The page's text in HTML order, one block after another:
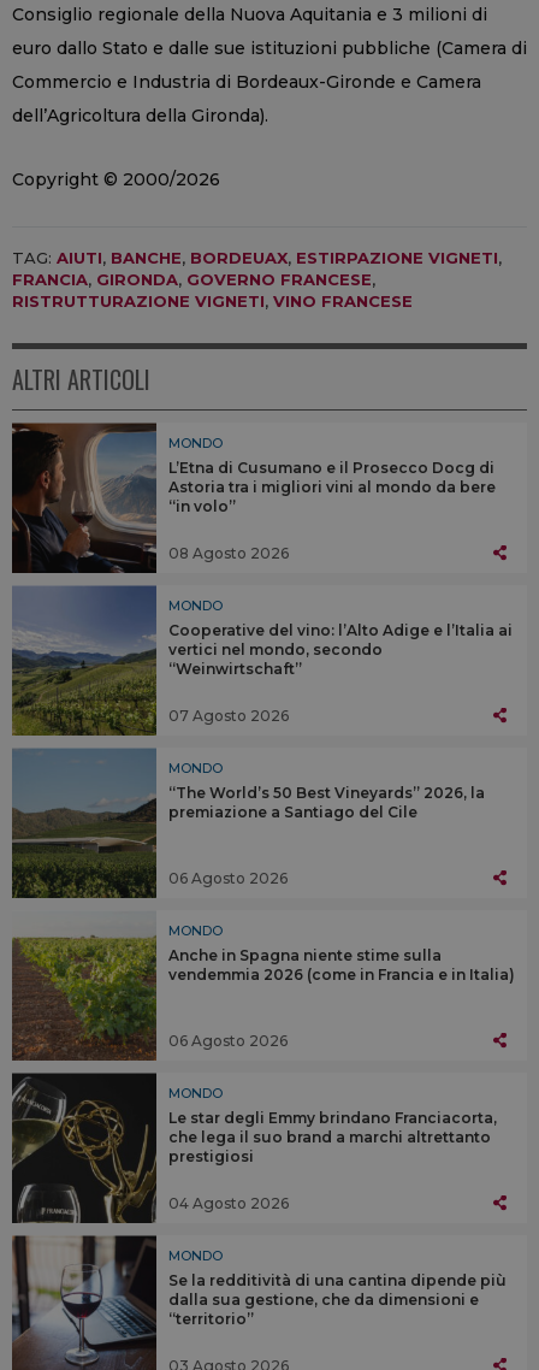
Consiglio regionale della Nuova Aquitania e 3 milioni di
euro dallo Stato e dalle sue istituzioni pubbliche (Camera di
Commercio e Industria di Bordeaux-Gironde e Camera
dell’Agricoltura della Gironda).
Copyright © 2000/2026
TAG: AIUTI, BANCHE, BORDEUAX, ESTIRPAZIONE VIGNETI,
FRANCIA, GIRONDA, GOVERNO FRANCESE,
RISTRUTTURAZIONE VIGNETI, VINO FRANCESE
ALTRI ARTICOLI
MONDO
L’Etna di Cusumano e il Prosecco Docg di
Astoria tra i migliori vini al mondo da bere
“in volo”
08 Agosto 2026
MONDO
Cooperative del vino: l’Alto Adige e l’Italia ai
vertici nel mondo, secondo
“Weinwirtschaft”
07 Agosto 2026
MONDO
“The World’s 50 Best Vineyards” 2026, la
premiazione a Santiago del Cile
06 Agosto 2026
MONDO
Anche in Spagna niente stime sulla
vendemmia 2026 (come in Francia e in Italia)
06 Agosto 2026
MONDO
Le star degli Emmy brindano Franciacorta,
che lega il suo brand a marchi altrettanto
prestigiosi
04 Agosto 2026
MONDO
Se la redditività di una cantina dipende più
dalla sua gestione, che da dimensioni e
“territorio”
03 Agosto 2026